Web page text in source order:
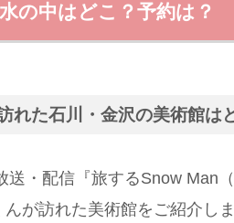
の中はどこ？予約は？
れた石川・金沢の美術館は
送・配信『旅するSnow Man
が訪れた美術館をご紹介しま